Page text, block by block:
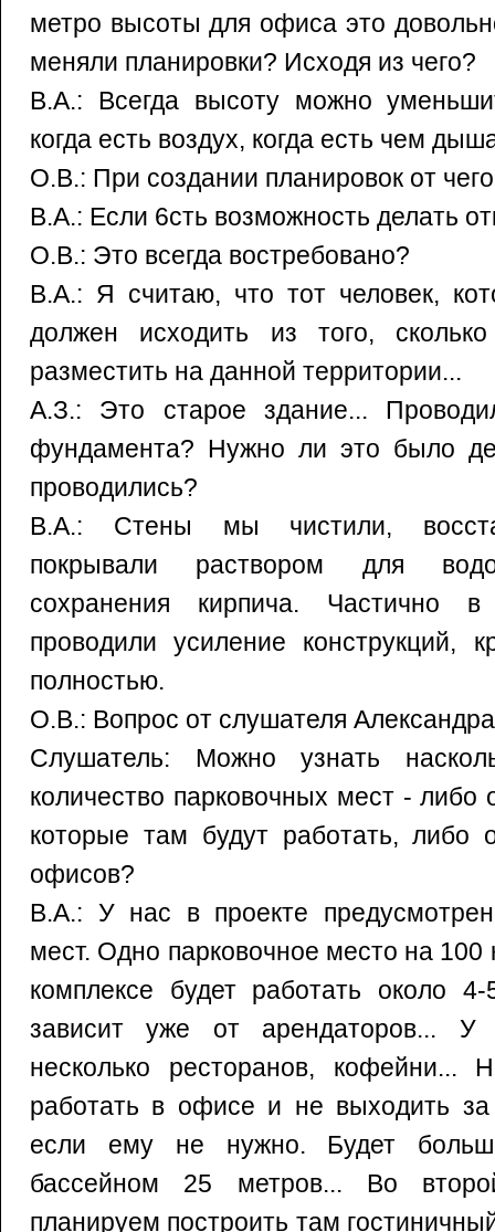
метро высоты для офиса это
меняли планировки? Исходя из чего?
В.А.: Всегда высоту можно
когда есть воздух, когда есть чем
О.В.: При создании планировок от
В.А.: Если 6сть возможность делать
О.В.: Это всегда востребовано?
В.А.: Я считаю, что тот человек,
должен исходить из того,
разместить на данной территории...
А.З.: Это старое здание...
фундамента? Нужно ли это было
проводились?
В.А.: Стены мы чистили,
покрывали раствором для
сохранения кирпича. Частично
проводили усиление конструкций,
полностью.
О.В.: Вопрос от слушателя
Слушатель: Можно узнать
количество парковочных мест - либо
которые там будут работать, либо
офисов?
В.А.: У нас в проекте
мест. Одно парковочное место на
комплексе будет работать около
зависит уже от арендаторов... У
несколько ресторанов, кофейни...
работать в офисе и не выходить
если ему не нужно. Будет
бассейном 25 метров... Во
планируем построить там